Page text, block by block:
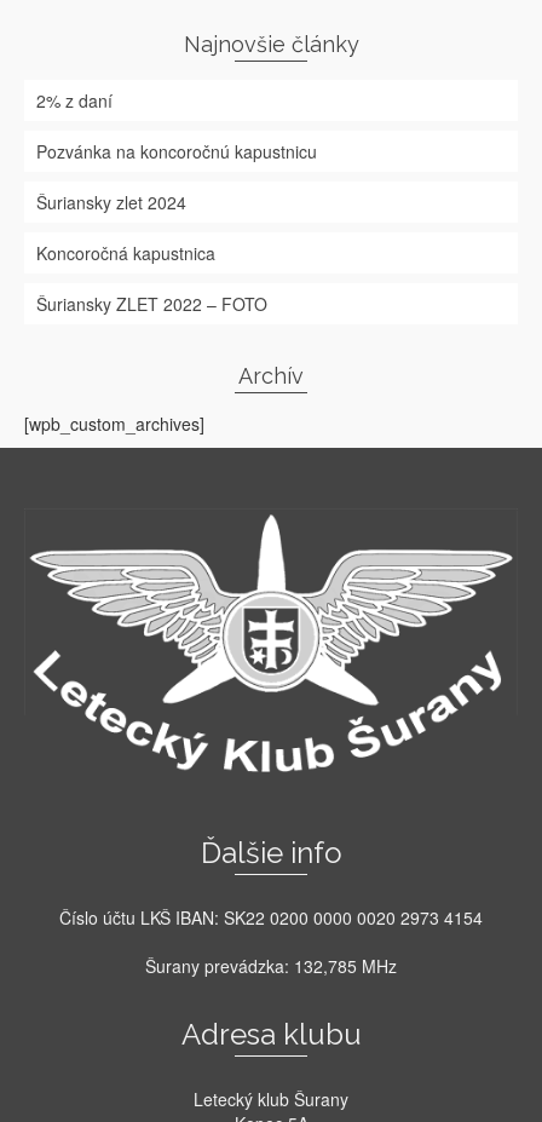
Najnovšie články
2% z daní
Pozvánka na koncoročnú kapustnicu
Šuriansky zlet 2024
Koncoročná kapustnica
Šuriansky ZLET 2022 – FOTO
Archív
[wpb_custom_archives]
Ďalšie info
Číslo účtu LKŠ IBAN: SK22 0200 0000 0020 2973 4154
Šurany prevádzka: 132,785 MHz
Adresa klubu
Letecký klub Šurany